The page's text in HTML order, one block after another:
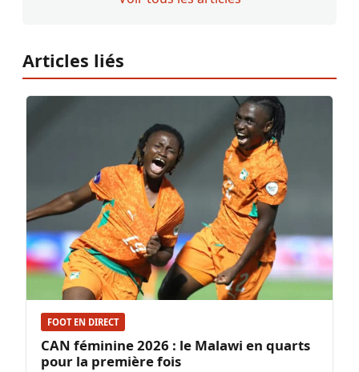
Articles liés
FOOT EN DIRECT
CAN féminine 2026 : le Malawi en quarts
pour la première fois